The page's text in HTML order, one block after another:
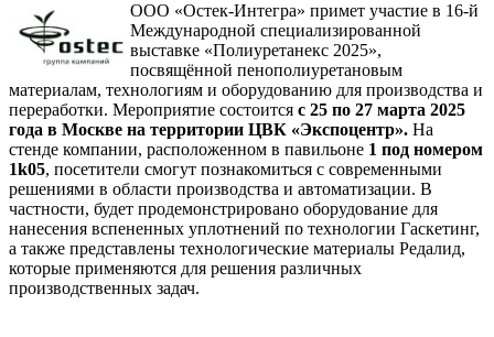
ООО «Остек-Интегра» примет участие в 16-й
Международной специализированной
выставке «Полиуретанекс 2025»,
посвящённой пенополиуретановым
материалам, технологиям и оборудованию для производства и
переработки. Мероприятие состоится с 25 по 27 марта 2025
года в Москве на территории ЦВК «Экспоцентр». На
стенде компании, расположенном в павильоне 1 под номером
1k05, посетители смогут познакомиться с современными
решениями в области производства и автоматизации. В
частности, будет продемонстрировано оборудование для
нанесения вспененных уплотнений по технологии Гаскетинг,
а также представлены технологические материалы Редалид,
которые применяются для решения различных
производственных задач.